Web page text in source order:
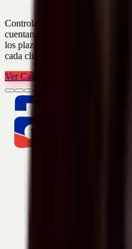
Controlamos el proceso de
cuentan con la garantía y
los plazos de entrega se adaptan
cada cliente.
Ver Catálogo